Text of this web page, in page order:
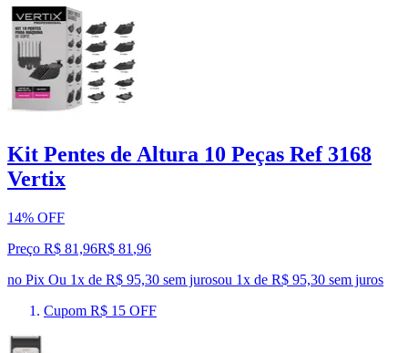
Kit Pentes de Altura 10 Peças Ref 3168
Vertix
14% OFF
Preço R$ 81,96R$ 81 ,96
no Pix Ou 1x de R$ 95,30 sem jurosou 1x de R$ 95,30 sem juros
Cupom R$ 15 OFF